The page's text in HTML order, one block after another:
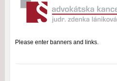
Please enter banners and links.